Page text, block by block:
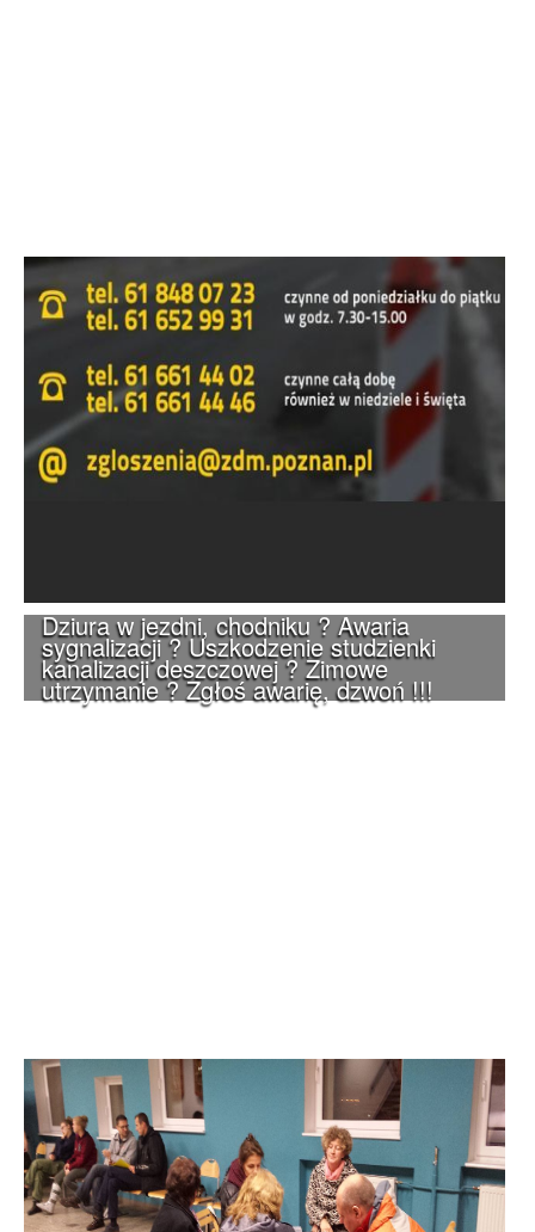
Dziura w jezdni, chodniku ? Awaria
sygnalizacji ? Uszkodzenie studzienki
kanalizacji deszczowej ? Zimowe
utrzymanie ? Zgłoś awarię, dzwoń !!!